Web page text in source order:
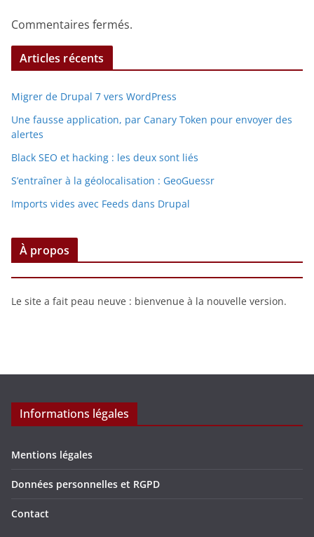
Commentaires fermés.
Articles récents
Migrer de Drupal 7 vers WordPress
Une fausse application, par Canary Token pour envoyer des
alertes
Black SEO et hacking : les deux sont liés
S’entraîner à la géolocalisation : GeoGuessr
Imports vides avec Feeds dans Drupal
À propos
Le site a fait peau neuve : bienvenue à la nouvelle version.
Informations légales
Mentions légales
Données personnelles et RGPD
Contact